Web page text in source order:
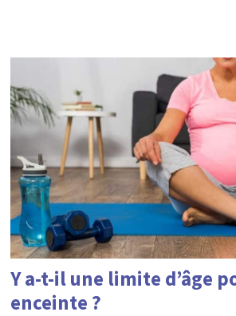
Y a-t-il une limite d’âge
enceinte ?